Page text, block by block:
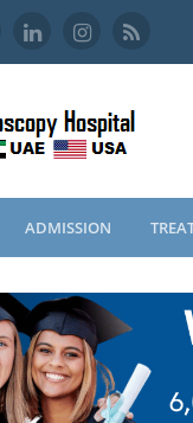
ADMISSION